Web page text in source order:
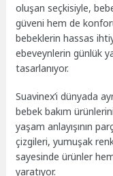
oluşan seçkisiyle,
güveni hem de
bebeklerin hassas
ebeveynlerin günlük
tasarlanıyor.
Suavinex’i dünyada
bebek bakım
yaşam anlayışının
çizgileri, yumuşak
sayesinde ürünler
yaratıyor.